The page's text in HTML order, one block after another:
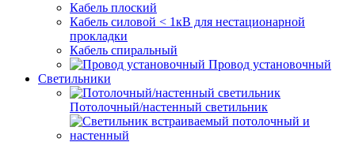
Кабель плоский
Кабель силовой < 1кВ для нестационарной
прокладки
Кабель спиральный
Провод установочный
Светильники
Потолочный/настенный светильник